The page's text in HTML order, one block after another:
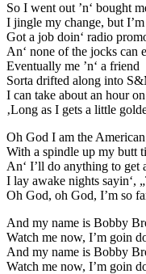
So I went out ’n‘ bought
I jingle my change, but
Got a job doin‘ radio
An‘ none of the jocks can
Eventually me ’n‘ a friend
Sorta drifted along into
I can take about an hour
‚Long as I gets a little
Oh God I am the
With a spindle up my butt
An‘ I’ll do anything to get
I lay awake nights sayin‘,
Oh God, oh God, I’m so
And my name is Bobby
Watch me now, I’m goin
And my name is Bobby
Watch me now, I’m goin